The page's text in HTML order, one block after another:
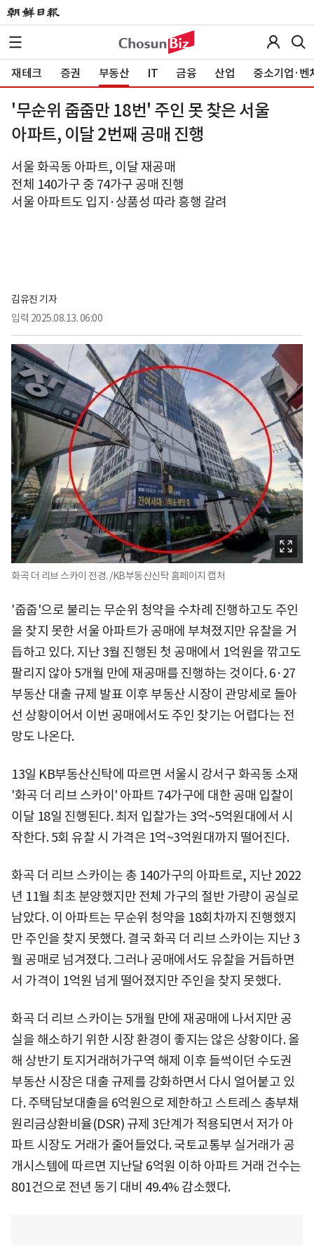
재테크 증권 부동산 IT 금융 산업 중소기업·벤
'무순위 줍줍만 18번' 주인 못 찾은 서울
아파트, 이달 2번째 공매 진행
서울 화곡동 아파트, 이달 재공매
전체 140가구 중 74가구 공매 진행
서울 아파트도 입지·상품성 따라 흥행 갈려
김유진 기자
입력 2025.08.13. 06:00
화곡 더 리브 스카이 전경. /KB부동산신탁 홈페이지 캡처
'줍줍'으로 불리는 무순위 청약을 수차례 진행하고도 주인
을 찾지 못한 서울 아파트가 공매에 부쳐졌지만 유찰을 거
듭하고 있다. 지난 3월 진행된 첫 공매에서 1억원을 깎고도
팔리지 않아 5개월 만에 재공매를 진행하는 것이다. 6·27
부동산 대출 규제 발표 이후 부동산 시장이 관망세로 돌아
선 상황이어서 이번 공매에서도 주인 찾기는 어렵다는 전
망도 나온다.
13일 KB부동산신탁에 따르면 서울시 강서구 화곡동 소재
'화곡 더 리브 스카이' 아파트 74가구에 대한 공매 입찰이
이달 18일 진행된다. 최저 입찰가는 3억~5억원대에서 시
작한다. 5회 유찰 시 가격은 1억~3억원대까지 떨어진다.
화곡 더 리브 스카이는 총 140가구의 아파트로, 지난 2022
년 11월 최초 분양했지만 전체 가구의 절반 가량이 공실로
남았다. 이 아파트는 무순위 청약을 18회차까지 진행했지
만 주인을 찾지 못했다. 결국 화곡 더 리브 스카이는 지난 3
월 공매로 넘겨졌다. 그러나 공매에서도 유찰을 거듭하면
서 가격이 1억원 넘게 떨어졌지만 주인을 찾지 못했다.
화곡 더 리브 스카이는 5개월 만에 재공매에 나서지만 공
실을 해소하기 위한 시장 환경이 좋지는 않은 상황이다. 올
해 상반기 토지거래허가구역 해제 이후 들썩이던 수도권
부동산 시장은 대출 규제를 강화하면서 다시 얼어붙고 있
다. 주택담보대출을 6억원으로 제한하고 스트레스 총부채
원리금상환비율(DSR) 규제 3단계가 적용되면서 저가 아
파트 시장도 거래가 줄어들었다. 국토교통부 실거래가 공
개시스템에 따르면 지난달 6억원 이하 아파트 거래 건수는
801건으로 전년 동기 대비 49.4% 감소했다.